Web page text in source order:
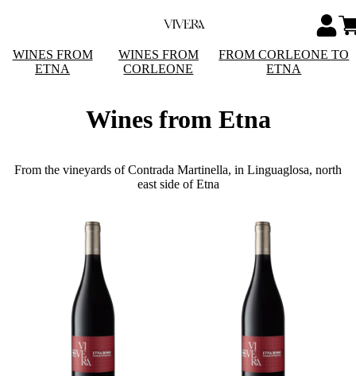
WINES FROM
ETNA
WINES FROM
CORLEONE
FROM CORLEONE TO
ETNA
Wines from Etna
From the vineyards of Contrada Martinella, in Linguaglosa, north
east side of Etna